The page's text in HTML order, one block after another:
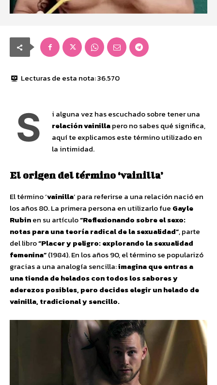
Lecturas de esta nota:36.570
S
i alguna vez has escuchado sobre tener una
relación vainillapero no sabes qué significa,
aquí te explicamos este término utilizado en
la intimidad.
El origen del término ‘vainilla’
El término ‘vainilla’ para referirse a una relación nació en
los años 80. La primera persona en utilizarlo fue Gayle
Rubinen su artículo“Reflexionando sobre el sexo:
notas para una teoría radical de la sexualidad”, parte
del libro“Placer y peligro: explorando la sexualidad
femenina”(1984). En los años 90, el término se popularizó
gracias a una analogía sencilla:imagina que entras a
una tienda de helados con todos los sabores y
aderezos posibles, pero decides elegir un helado de
vainilla, tradicional y sencillo.